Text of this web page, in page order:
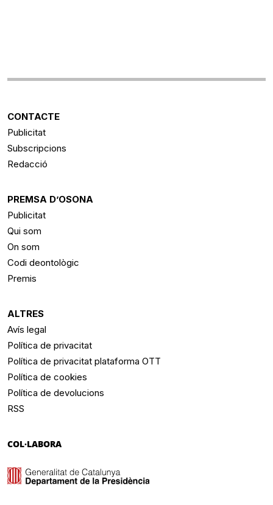
CONTACTE
Publicitat
Subscripcions
Redacció
PREMSA D’OSONA
Publicitat
Qui som
On som
Codi deontològic
Premis
ALTRES
Avís legal
Política de privacitat
Política de privacitat plataforma OTT
Política de cookies
Política de devolucions
RSS
COL·LABORA